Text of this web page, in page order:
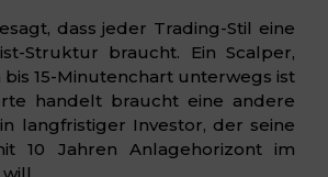
dass jeder Trading-Stil eine
Struktur braucht. Ein Scalper,
15-Minutenchart unterwegs ist
handelt braucht eine andere
langfristiger Investor, der seine
10 Jahren Anlagehorizont im